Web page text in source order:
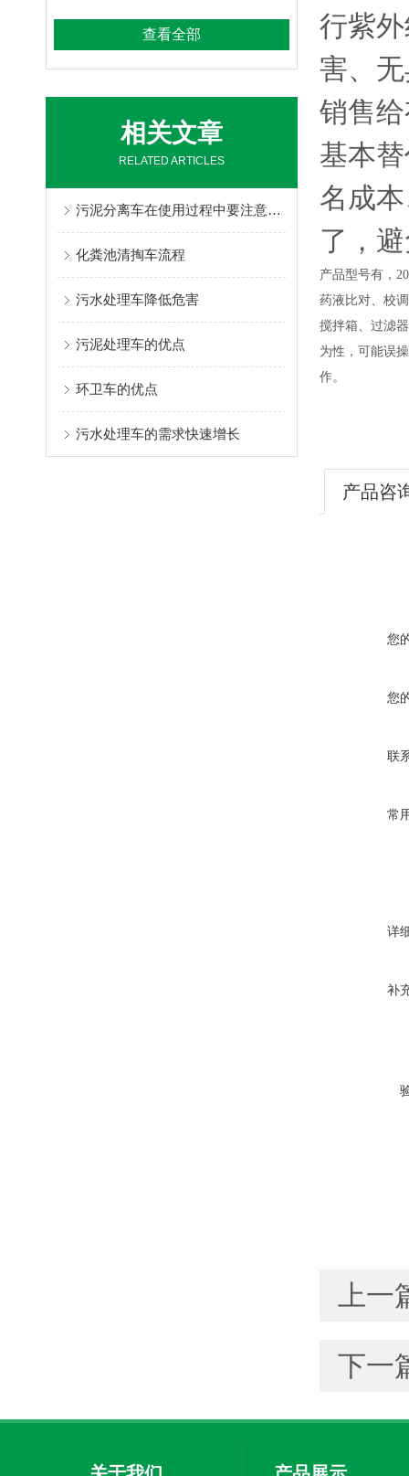
查看全部
相关文章
RELATED ARTICLES
污泥分离车在使用过程中要注意哪些问题
化粪池清掏车流程
污水处理车降低危害
污泥处理车的优点
环卫车的优点
污水处理车的需求快速增长
行紫
害、
销售
基本
名成
了，
产品型号有，
药液比对、校
搅拌箱、过滤
为性，可能误
作。
产品咨
您
您
联
常
详
补
上一
下一